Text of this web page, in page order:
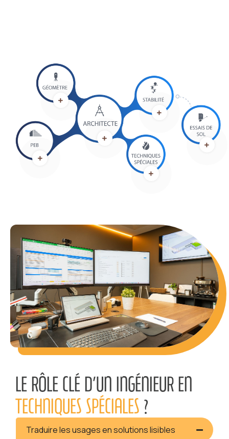
LE RÔLE CLÉ D’UN INGÉNIEUR EN
TECHNIQUES SPÉCIALES ?
Traduire les usages en solutions lisibles